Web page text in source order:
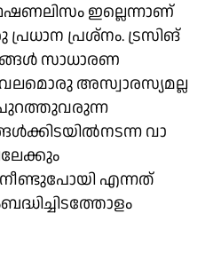
ഇല്ലെന്നാണ്
പ്രധാന പ്രശ്‌നം. ട്രസിങ്
സാധാരണ
അസ്വാരസ്യമല്ല
പുറത്തുവരുന്ന
വാ​
എന്നത്